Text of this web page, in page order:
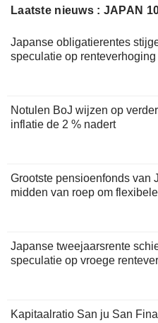
Laatste nieuws : JAPAN
Japanse obligatierentes
speculatie op
Notulen BoJ wijzen op
inflatie de 2 % nadert
Grootste pensioenfonds van
midden van roep om
Japanse tweejaarsrente
speculatie op vroege
Kapitaalratio San ju San